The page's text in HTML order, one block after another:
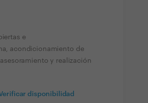
e
acondicionamiento de
y realización
disponibilidad